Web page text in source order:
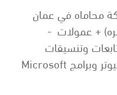
محاماه في عمان
+ عمولات -
وتنسيقات
ويفضل خبرة بإستعمال الكومبيوتر وبرامج Microsoft